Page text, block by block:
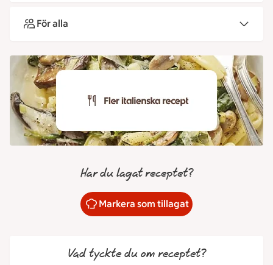
För alla
Har du lagat receptet?
Markera som tillagat
Vad tyckte du om receptet?